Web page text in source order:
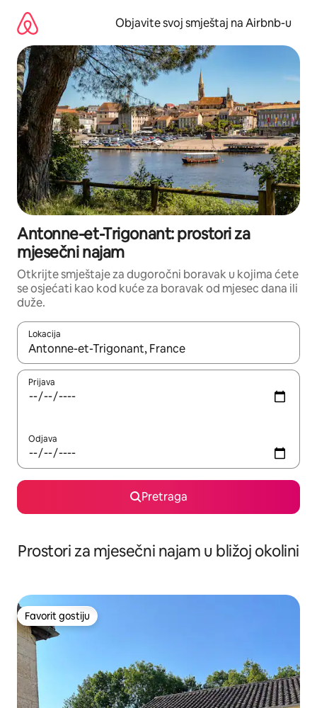
sadržaj
Objavite svoj smještaj na Airbnb-u
Antonne-et-Trigonant: prostori za
mjesečni najam
Otkrijte smještaje za dugoročni boravak u kojima ćete
se osjećati kao kod kuće za boravak od mjesec dana ili
duže.
Lokacija
Kad su rezultati dostupni, možete da se krećete kroz njih
Prijava
Odjava
Pretraga
Prostori za mjesečni najam u bližoj okolini
Favorit gostiju
Favorit gostiju